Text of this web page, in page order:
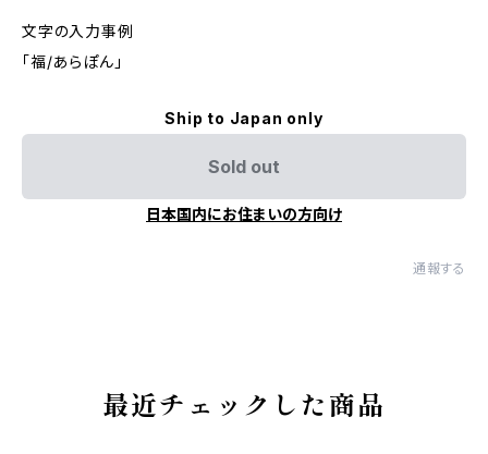
文字の入力事例
「福/あらぽん」
Ship to Japan only
Sold out
日本国内にお住まいの方向け
通報する
最近チェックした商品